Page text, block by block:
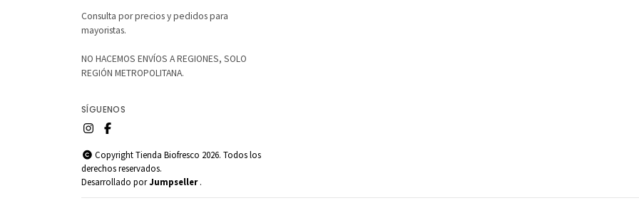
Consulta por precios y pedidos para
mayoristas.
NO HACEMOS ENVÍOS A REGIONES, SOLO
REGIÓN METROPOLITANA.
SÍGUENOS
Copyright Tienda Biofresco 2026. Todos los
derechos reservados.
Desarrollado porJumpseller .